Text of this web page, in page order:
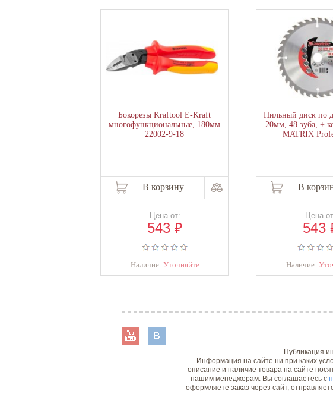
Бокорезы Kraftool E-Kraft
многофункциональные, 180мм
22002-9-18
В корзину
Цена от:
543 ₽
Наличие: Уточняйте
Пильный диск по
20мм, 48 зуба, +
MATRIX
В
Цена
543
Наличие:
Публикация
Информация на сайте ни при каких
описание и наличие товара на сайте
нашим менеджерам. Вы соглашаетесь с
оформляете заказ через сайт,